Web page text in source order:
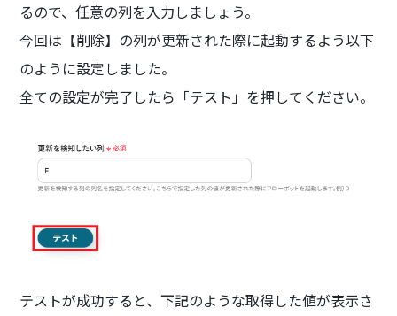
るので、任意の列を入力しましょう。
今回は【削除】の列が更新された際に起動するよう以下
のように設定しました。
全ての設定が完了したら「テスト」を押してください。
テストが成功すると、下記のような取得した値が表示さ